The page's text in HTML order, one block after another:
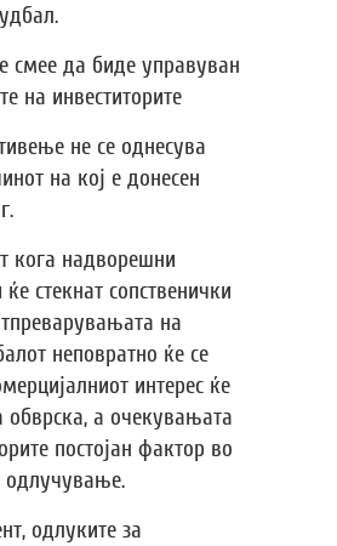
смее да биде управуван
на инвеститорите
не се однесува
на кој е донесен
кога надворешни
ќе стекнат сопственички
на
неповратно ќе се
интерес ќе
обврска, а очекувањата
постојан фактор во
одлучување.
одлуките за